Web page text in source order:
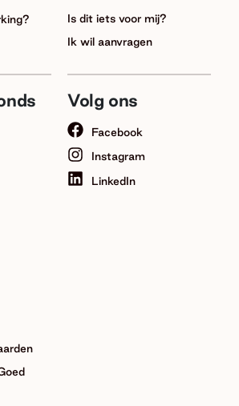
Is dit iets voor mij?
Ik wil aanvragen
Volg ons
Facebook
Instagram
LinkedIn